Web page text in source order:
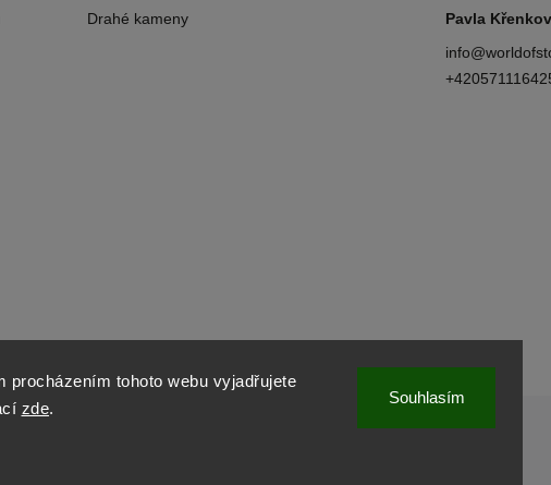
procházením tohoto webu vyjadřujete
zde.
Souhlasím
Drahé kameny
Pavla
info@